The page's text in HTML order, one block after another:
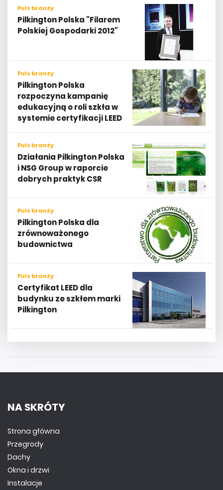
Puls branży
Pilkington Polska "Filarem
Polskiej Gospodarki 2012"
Puls branży
Pilkington Polska
rozpoczyna kampanię
edukacyjną o roli szkła w
systemie certyfikacji LEED
Puls branży
Działania Pilkington Polska
i NSG Group w raporcie
dobrych praktyk CSR
Puls branży
Pilkington Polska dla
zrównoważonego
budownictwa
Puls branży
Certyfikat LEED dla
budynku ze szkłem marki
Pilkington
NA SKRÓTY
Strona główna
Przegrody
Dachy
Okna i drzwi
Instalacje